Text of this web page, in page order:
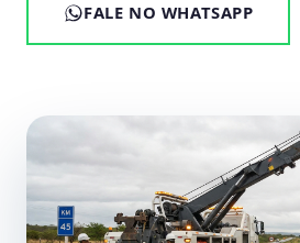
FALE NO WHATSAPP